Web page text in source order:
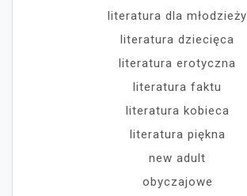
literatura dla młodzieży
literatura dziecięca
literatura erotyczna
literatura faktu
literatura kobieca
literatura piękna
new adult
obyczajowe